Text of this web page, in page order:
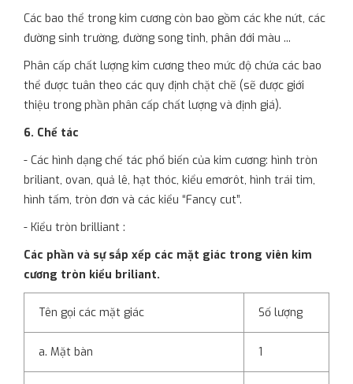
Các bao thể trong kim cương còn bao gồm các khe nứt, các
đường sinh trường, đường song tinh, phân đới màu ...
Phân cấp chất lượng kim cương theo mức độ chứa các bao
thể được tuân theo các quy định chặt chẽ (sẽ được giới
thiệu trong phần phân cấp chất lượng và định giá).
6. Chế tác
- Các hình dạng chế tác phổ biến của kim cương: hình tròn
briliant, ovan, quả lê, hạt thóc, kiểu emơrôt, hình trái tim,
hình tấm, tròn đơn và các kiểu “Fancy cut”.
- Kiểu tròn brilliant :
Các phần và sự sắp xếp các mặt giác trong viên kim
cương tròn kiểu briliant.
Tên gọi các mặt giác Số lượng
a. Mặt bàn 1